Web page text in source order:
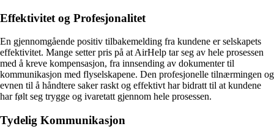
Effektivitet og Profesjonalitet
En gjennomgående positiv tilbakemelding fra kundene er selskapets
effektivitet. Mange setter pris på at AirHelp tar seg av hele prosessen
med å kreve kompensasjon, fra innsending av dokumenter til
kommunikasjon med flyselskapene. Den profesjonelle tilnærmingen og
evnen til å håndtere saker raskt og effektivt har bidratt til at kundene
har følt seg trygge og ivaretatt gjennom hele prosessen.
Tydelig Kommunikasjon